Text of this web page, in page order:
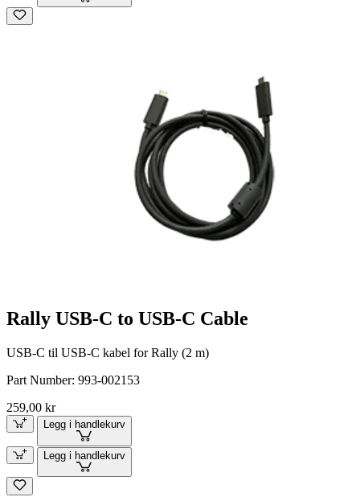
Rally USB-C to USB-C Cable
USB-C til USB-C kabel for Rally (2 m)
Part Number: 993-002153
259,00 kr
Legg i handlekurv
Legg i handlekurv